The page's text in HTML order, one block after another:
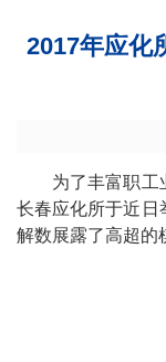
2017年应化
为了丰富职工业
长春应化所于近日
解数展露了高超的